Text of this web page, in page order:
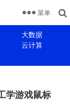
大数据
云计算
菜单
学游戏鼠标